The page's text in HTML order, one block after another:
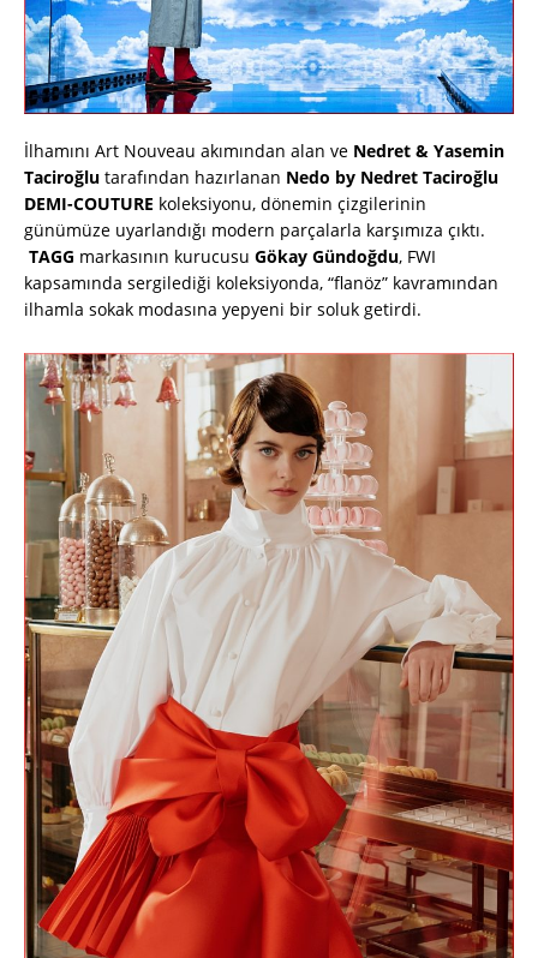
İlhamını Art Nouveau akımından alan ve Nedret & Yasemin
Taciroğlu tarafından hazırlanan Nedo by Nedret Taciroğlu
DEMI-COUTURE koleksiyonu, dönemin çizgilerinin
günümüze uyarlandığı modern parçalarla karşımıza çıktı.
TAGG markasının kurucusu Gökay Gündoğdu, FWI
kapsamında sergilediği koleksiyonda, “flanöz” kavramından
ilhamla sokak modasına yepyeni bir soluk getirdi.